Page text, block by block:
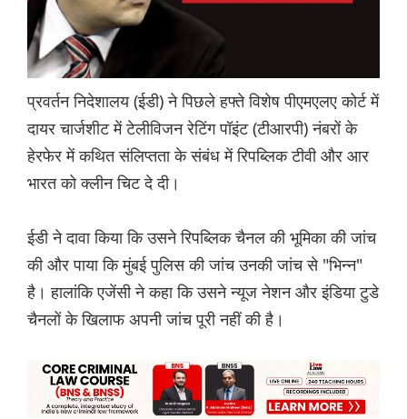
प्रवर्तन निदेशालय (ईडी) ने पिछले हफ्ते विशेष पीएमएलए कोर्ट में
दायर चार्जशीट में टेलीविजन रेटिंग पॉइंट (टीआरपी) नंबरों के
हेरफेर में कथित संलिप्तता के संबंध में रिपब्लिक टीवी और आर
भारत को क्लीन चिट दे दी।
ईडी ने दावा किया कि उसने रिपब्लिक चैनल की भूमिका की जांच
की और पाया कि मुंबई पुलिस की जांच उनकी जांच से "भिन्न"
है। हालांकि एजेंसी ने कहा कि उसने न्यूज नेशन और इंडिया टुडे
चैनलों के खिलाफ अपनी जांच पूरी नहीं की है।